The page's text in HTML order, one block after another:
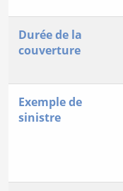
Durée de la
couverture
Exemple de
sinistre